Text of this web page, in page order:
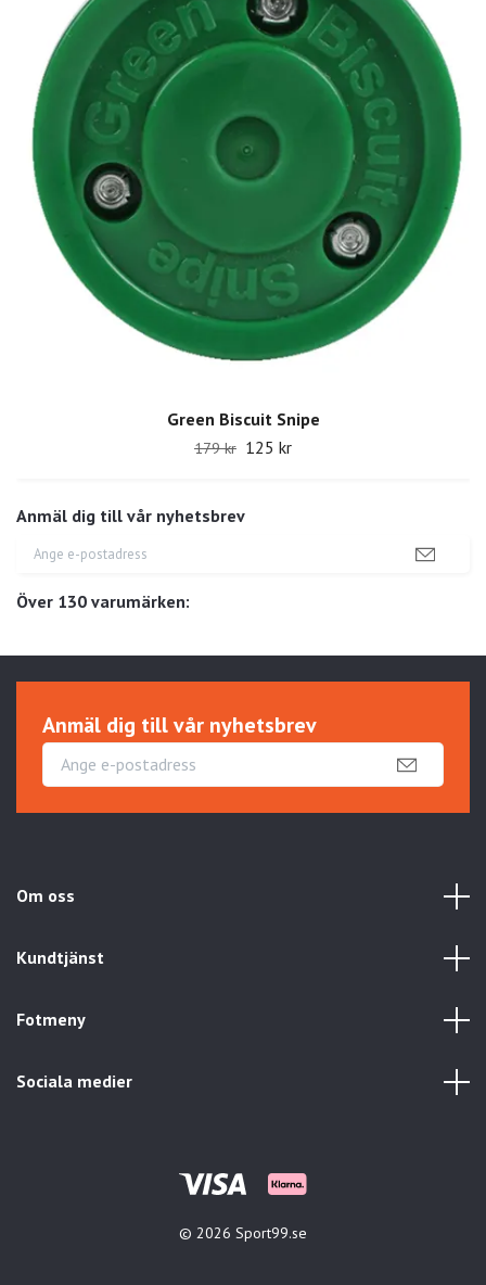
Anmäl dig till vår nyhetsbrev
Över 130 varumärken:
Green Biscuit Snipe
179 kr 125 kr
Anmäl dig till vår nyhetsbrev
Om oss
Kundtjänst
Fotmeny
Sociala medier
© 2026 Sport99.se